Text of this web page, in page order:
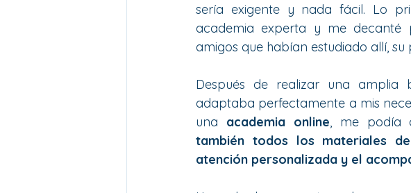
sería exigente y nada fácil. Lo
academia experta y me decanté
amigos que habían estudiado allí, su
Después de realizar una amplia
adaptaba perfectamente a mis
una academia online, me podía
también todos los materiales
atención personalizada y el